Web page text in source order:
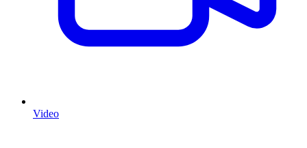
Video